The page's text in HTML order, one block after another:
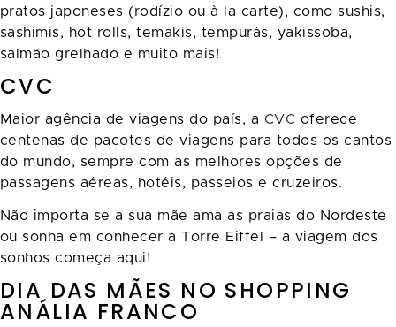
pratos japoneses (rodízio ou à la carte), como sushis,
sashimis, hot rolls, temakis, tempurás, yakissoba,
salmão grelhado e muito mais!
CVC
Maior agência de viagens do país, a CVC oferece
centenas de pacotes de viagens para todos os cantos
do mundo, sempre com as melhores opções de
passagens aéreas, hotéis, passeios e cruzeiros.
Não importa se a sua mãe ama as praias do Nordeste
ou sonha em conhecer a Torre Eiffel – a viagem dos
sonhos começa aqui!
DIA DAS MÃES NO SHOPPING
ANÁLIA FRANCO